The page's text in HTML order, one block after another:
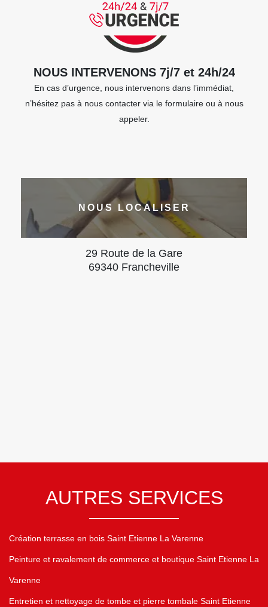
NOUS INTERVENONS 7j/7 et 24h/24
En cas d’urgence, nous intervenons dans l’immédiat,
n’hésitez pas à nous contacter via le formulaire ou à nous
appeler.
NOUS LOCALISER
29 Route de la Gare
69340 Francheville
AUTRES SERVICES
Création terrasse en bois Saint Etienne La Varenne
Peinture et ravalement de commerce et boutique Saint Etienne La
Varenne
Entretien et nettoyage de tombe et pierre tombale Saint Etienne